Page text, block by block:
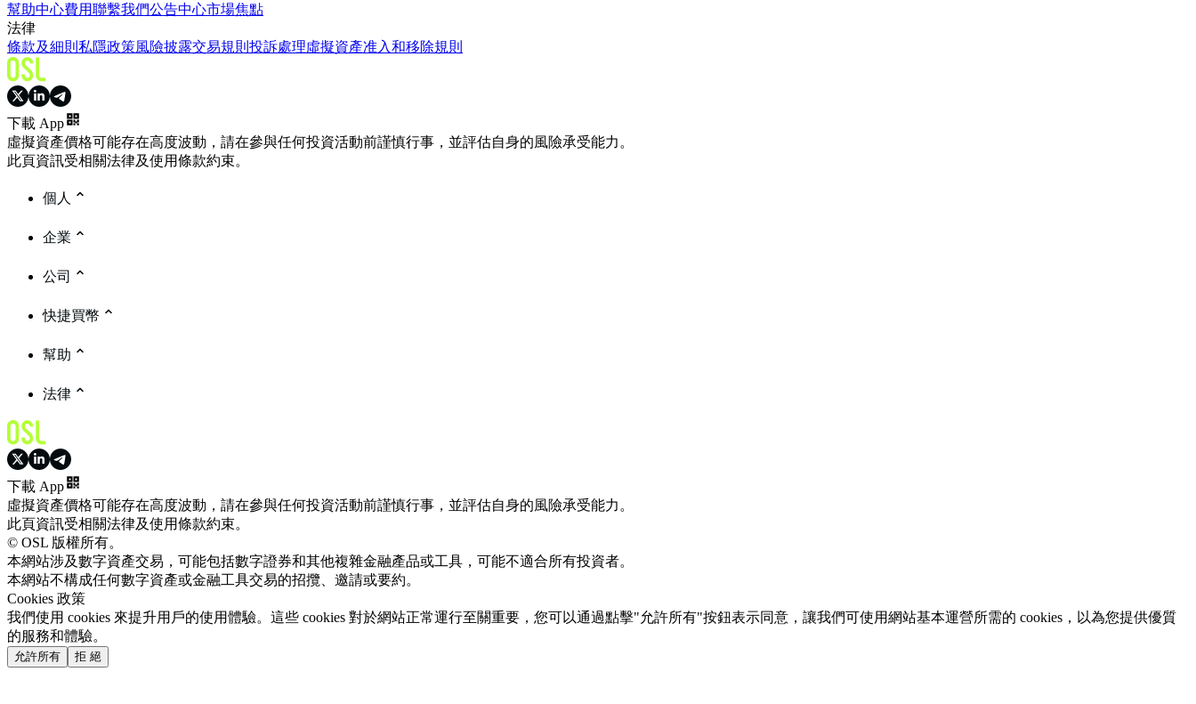
幫助中心費用聯繫我們公告中心市場焦點
法律
條款及細則 私隱政策風險披露交易規則 投訴處理虛擬資產准入和移除規則
下載 App
虛擬資產價格可能存在高度波動，請在參與任何投資活動前謹慎行事，並評估自身的風險承受能力。
此頁資訊受相關法律及使用條款約束。
個人
企業
公司
快捷買幣
幫助
法律
下載 App
虛擬資產價格可能存在高度波動，請在參與任何投資活動前謹慎行事，並評估自身的風險承受能力。
此頁資訊受相關法律及使用條款約束。
© OSL 版權所有。
本網站涉及數字資產交易，可能包括數字證券和其他複雜金融產品或工具，可能不適合所有投資者。
本網站不構成任何數字資產或金融工具交易的招攬、邀請或要約。
Cookies 政策
我們使用 cookies 來提升用戶的使用體驗。這些 cookies 對於網站正常運行至關重要，您可以通過點擊"允許所有"按鈕表示同意，讓我們可使用網站基本運營所需的 cookies，以為您提供優質
的服務和體驗。
允許所有 拒 絕